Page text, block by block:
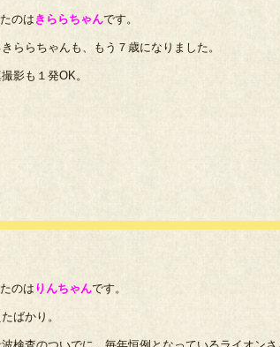
のは きららちゃんです。
ららちゃんも、もう７歳になりました。
影も１発OK。
のは りんちゃんです。
ばかり。